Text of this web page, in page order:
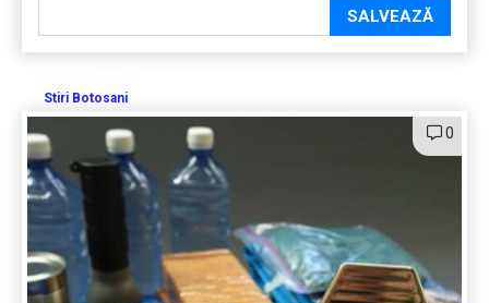
SALVEAZĂ
Stiri Botosani
0